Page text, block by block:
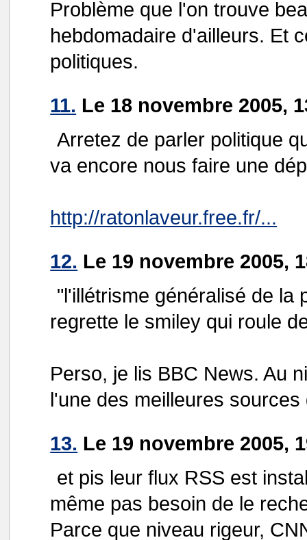
Problème que l'on trouve
hebdomadaire d'ailleurs. Et
politiques.
11. Le 18 novembre 2005,
Arretez de parler politique
va encore nous faire une
http://ratonlaveur.free.fr/...
12. Le 19 novembre 2005,
"l'illétrisme généralisé de la
regrette le smiley qui roule
Perso, je lis BBC News. Au
l'une des meilleures
13. Le 19 novembre 2005,
et pis leur flux RSS est
même pas besoin de le
Parce que niveau rigeur,